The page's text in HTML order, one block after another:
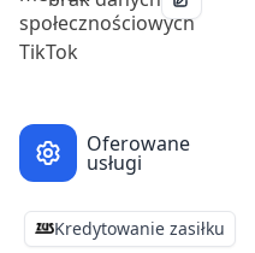
Oferowane
usługi
Kredytowanie zasiłku